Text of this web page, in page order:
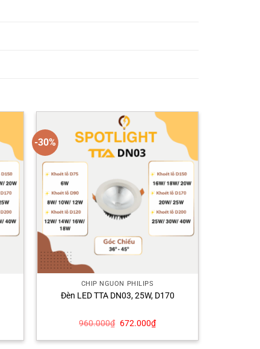
-30%
CHÍP NGUỒN PHILIPS
Đèn LED TTA DN03, 25W, D170
960.000₫ Giá
là:
672.000₫Giá
tại